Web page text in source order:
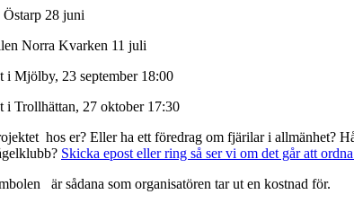
28 juni
Norra Kvarken 11 juli
i Mjölby, 23 september 18:00
i Trollhättan, 27 oktober 17:30
hos er? Eller ha ett föredrag om fjärilar i allmänhet?
Skicka epost eller ring så ser vi om det går att
är sådana som organisatören tar ut en kostnad för.